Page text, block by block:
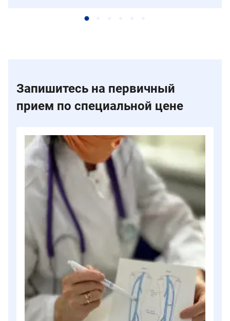
Запишитесь на первичный
прием по специальной цене